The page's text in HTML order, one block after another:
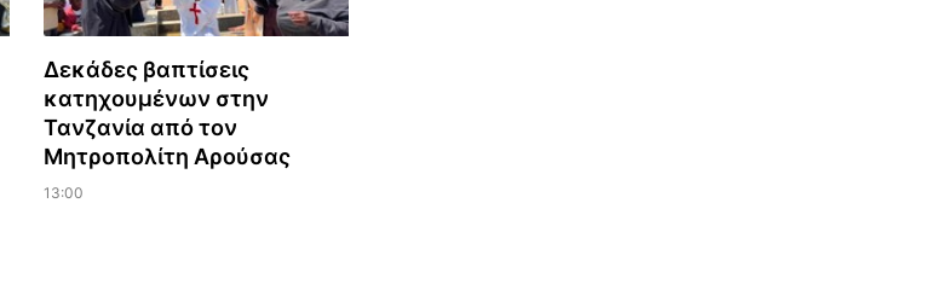
Δεκάδες βαπτίσεις
κατηχουμένων στην
Τανζανία από τον
Μητροπολίτη Αρούσας
13:00